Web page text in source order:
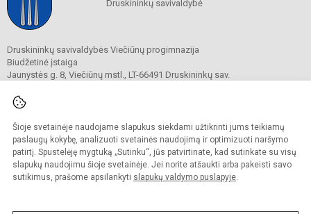
Šioje svetainėje naudojame slapukus siekdami užtikrinti jums teikiamų
paslaugų kokybę, analizuoti svetainės naudojimą ir optimizuoti naršymo
patirtį. Spustelėję mygtuką „Sutinku“, jūs patvirtinate, kad sutinkate su visų
slapukų naudojimu šioje svetainėje. Jei norite atšaukti arba pakeisti savo
sutikimus, prašome apsilankyti slapukų valdymo puslapyje.
Druskininkų savivaldybė
Druskininkų savivaldybės Viečiūnų progimnazija
Biudžetinė įstaiga
Jaunystės g. 8, Viečiūnų mstl., LT-66491 Druskininkų sav.
El. p.
Duomenys kaupiami ir saugomi
Juridinių asmenų registre
Įstaigos kodas 190108418
El. pristatymo dėžutės adresas 190108418
Kopijuoti turinį be raštiško progimnazijos sutikimo griežtai draudžiama.